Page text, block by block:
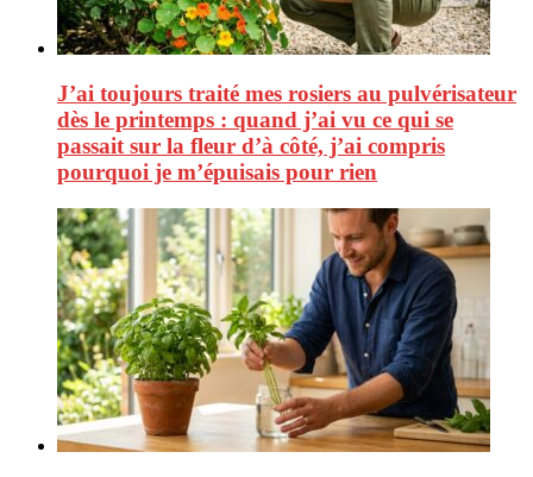
J’ai toujours traité mes rosiers au pulvérisateur
dès le printemps : quand j’ai vu ce qui se
passait sur la fleur d’à côté, j’ai compris
pourquoi je m’épuisais pour rien